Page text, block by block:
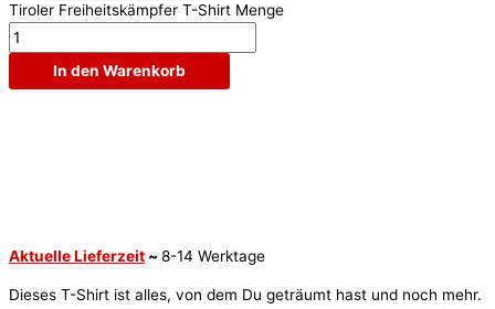
Tiroler Freiheitskämpfer T-Shirt Menge
In den Warenkorb
Aktuelle Lieferzeit ~8-14 Werktage
Dieses T-Shirt ist alles, von dem Du geträumt hast und noch mehr.